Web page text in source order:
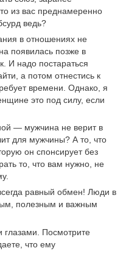
из вас преднамеренно
ведь?
в отношениях не
появилась позже в
И надо постараться
а потом отнестись к
времени. Однако, я
это под силу, если
— мужчина не верит в
для мужчины? А то, что
он спонсирует без
то, что вам нужно, не
равный обмен! Люди в
полезным и важным
глазами. Посмотрите
что ему